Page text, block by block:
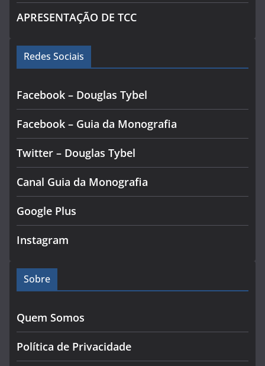
APRESENTAÇÃO DE TCC
Redes Sociais
Facebook – Douglas Tybel
Facebook – Guia da Monografia
Twitter – Douglas Tybel
Canal Guia da Monografia
Google Plus
Instagram
Sobre
Quem Somos
Política de Privacidade